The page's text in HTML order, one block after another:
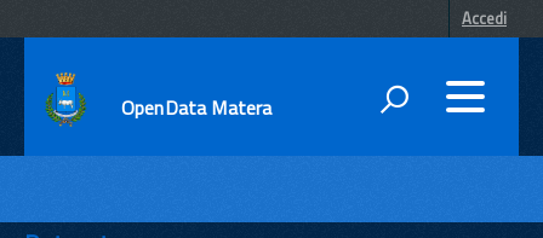
Accedi
OpenData Matera
ENTI